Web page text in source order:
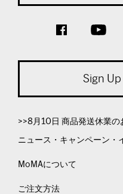
Sign Up
>>8月10日 商品発送休業の
ニュース・キャンペーン・
MoMAについて
ご注文方法